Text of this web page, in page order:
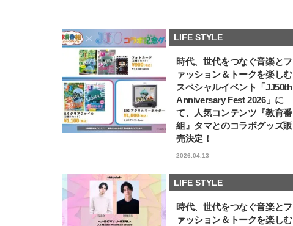
LIFE STYLE
時代、世代をつなぐ音楽とフ
ァッション＆トークを楽しむ
スペシャルイベント「JJ50th
Anniversary Fest 2026」に
て、人気コンテンツ『教育番
組』タマとのコラボグッズ販
売決定！
2026.04.13
LIFE STYLE
時代、世代をつなぐ音楽とフ
ァッション＆トークを楽しむ